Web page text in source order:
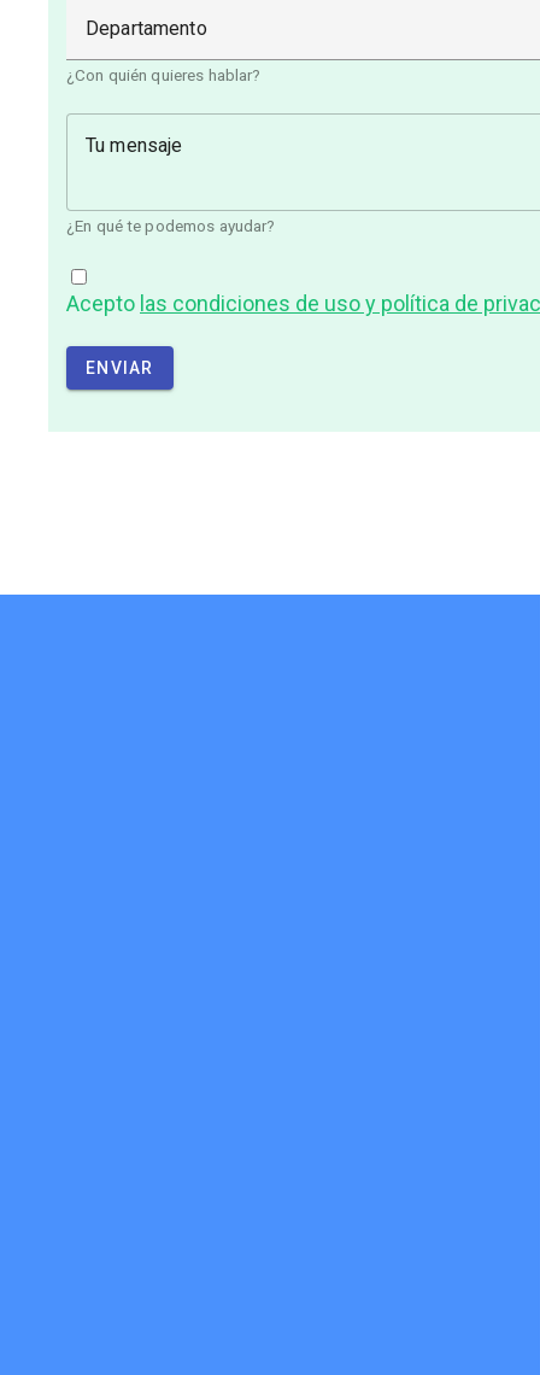
Departamento
¿Con quién quieres hablar?
Tu mensaje
¿En qué te podemos ayudar?
Acepto las condiciones de uso y política de
ENVIAR